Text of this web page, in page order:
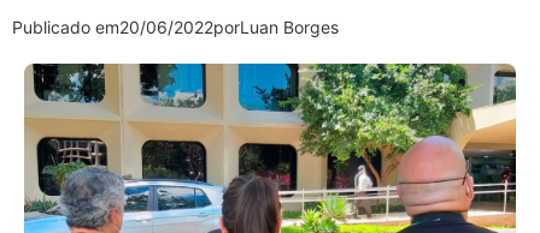
Publicado em20/06/2022porLuan Borges